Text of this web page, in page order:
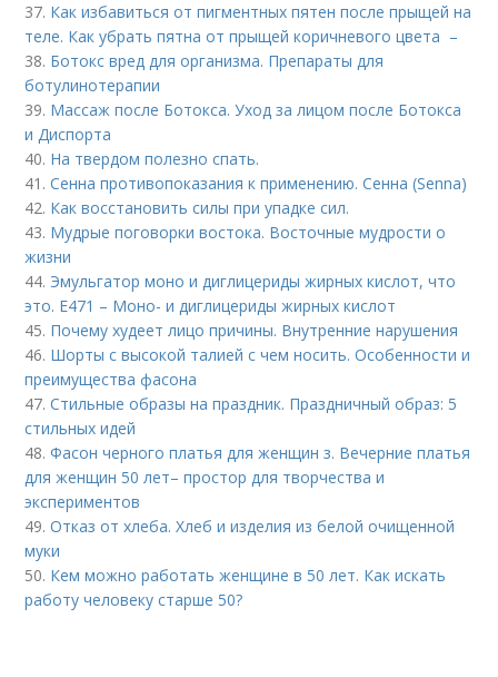
37. Как избавиться от пигментных пятен после прыщей на
теле. Как убрать пятна от прыщей коричневого цвета –
38. Ботокс вред для организма. Препараты для
ботулинотерапии
39. Массаж после Ботокса. Уход за лицом после Ботокса
и Диспорта
40. На твердом полезно спать.
41.Сенна противопоказания к применению. Сенна (Senna)
42. Как восстановить силы при упадке сил.
43. Мудрые поговорки востока. Восточные мудрости о
жизни
44. Эмульгатор моно и диглицериды жирных кислот, что
это. Е471 – Моно- и диглицериды жирных кислот
45. Почему худеет лицо причины. Внутренние нарушения
46. Шорты с высокой талией с чем носить. Особенности и
преимущества фасона
47.Стильные образы на праздник. Праздничный образ: 5
стильных идей
48.Фасон черного платья для женщин з. Вечерние платья
для женщин 50 лет– простор для творчества и
экспериментов
49.Отказ от хлеба. Хлеб и изделия из белой очищенной
муки
50. Кем можно работать женщине в 50 лет. Как искать
работу человеку старше 50?